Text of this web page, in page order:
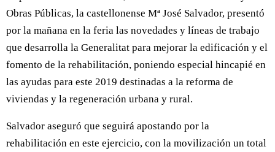
Obras Públicas, la castellonense Mª José Salvador, presentó
por la mañana en la feria las novedades y líneas de trabajo
que desarrolla la Generalitat para mejorar la edificación y el
fomento de la rehabilitación, poniendo especial hincapié en
las ayudas para este 2019 destinadas a la reforma de
viviendas y la regeneración urbana y rural.
Salvador aseguró que seguirá apostando por la
rehabilitación en este ejercicio, con la movilización un total